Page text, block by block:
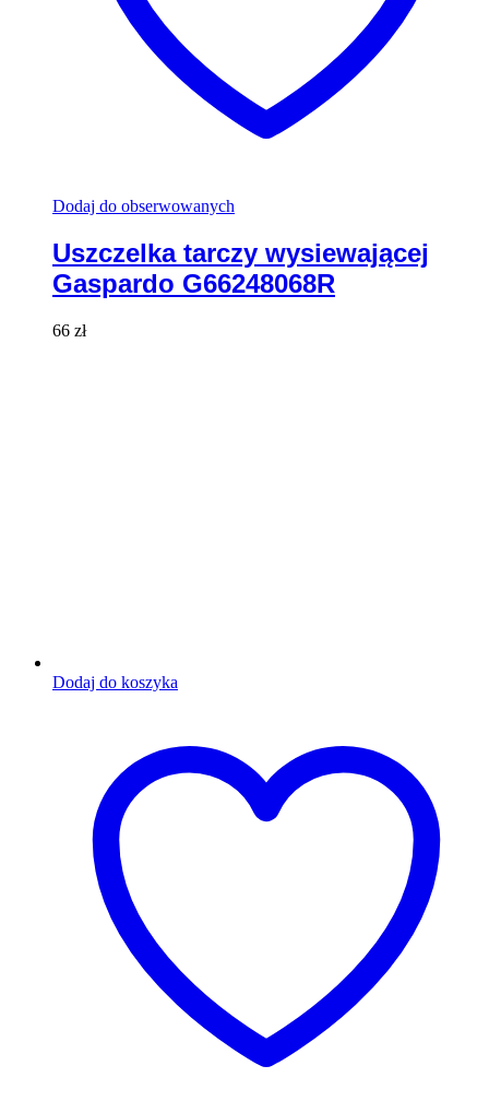
Dodaj do obserwowanych
Uszczelka tarczy wysiewającej
Gaspardo G66248068R
66 zł
Dodaj do koszyka